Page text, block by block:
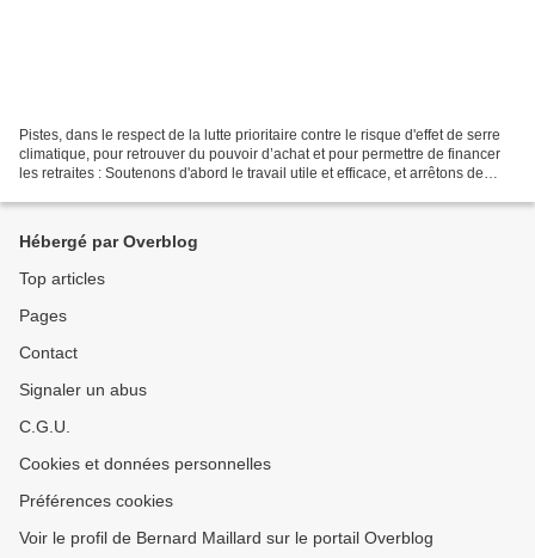
Pistes, dans le respect de la lutte prioritaire contre le risque d'effet de serre
climatique, pour retrouver du pouvoir d’achat et pour permettre de financer
les retraites : Soutenons d'abord le travail utile et efficace, et arrêtons de
Hébergé par Overblog
Top articles
Pages
Contact
Signaler un abus
C.G.U.
Cookies et données personnelles
Préférences cookies
Voir le profil de Bernard Maillard sur le portail Overblog